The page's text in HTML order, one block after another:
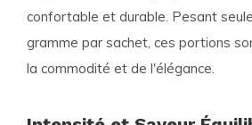
confortable et durable. Pesant
gramme par sachet, ces portions
la commodité et de l'élégance.